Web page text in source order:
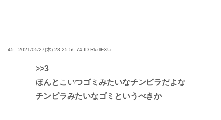
45 : 2021/05/27(木) 23:25:56.74 ID:RkzllFXUr
>>3
ほんとこいつゴミみたいなチンピラだよな
チンピラみたいなゴミというべきか